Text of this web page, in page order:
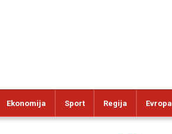
Ekonomija Sport Regija Evropa